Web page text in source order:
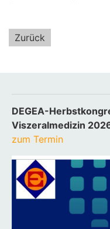
Zurück
DEGEA-
Viszeralmedizin
zum Termin